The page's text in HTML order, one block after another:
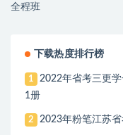
全程班
下载热度排行榜
1
2022年省考三更
1册
2 2023年粉笔江苏